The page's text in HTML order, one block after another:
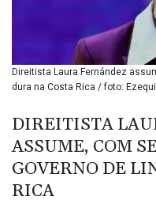
Direitista Laura Fernández
dura na Costa Rica / foto:
DIREITISTA
ASSUME, COM
GOVERNO DE
RICA